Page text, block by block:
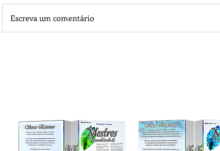
Instalação e Operação
Escreva um comentário